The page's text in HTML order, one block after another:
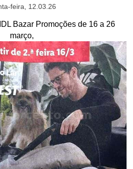
feira, 12.03.26
Bazar Promoções de 16 a 26
março,